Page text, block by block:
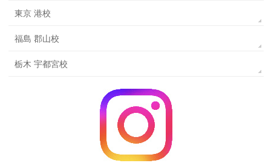
東京 港校
福島 郡山校
栃木 宇都宮校